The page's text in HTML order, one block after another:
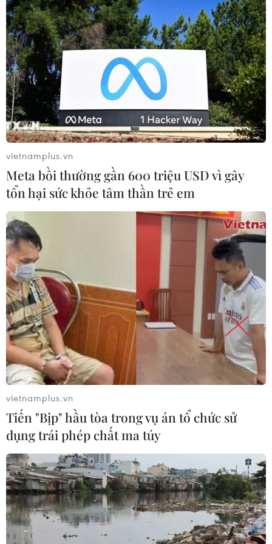
do tỷ lệ tiêm chủng giảm
24/07/2026 23:59
Mỹ điều tra một đợt bùng phát bệnh
tả do ký sinh trùng cyclospora
24/07/2026 05:44
Mỹ thu hồi gần 1,6 triệu quả trứng do
nguy cơ nhiễm khuẩn Salmonella
24/07/2026 05:34
Venezuela ghi nhận 3 ca tử vong do
virus Hanta
22/07/2026 06:57
Sản phụ ở Australia sinh 4 bé gái
cùng trứng theo cách hoàn toàn tự
nhiên
22/07/2026 06:38
Thành phố Hồ Chí Minh: 5 người tử
vong vì bệnh dại trong 6 tháng đầu
năm
20/07/2026 05:41
Vụ ngạt khí tại trang trại heo
ở Thanh Hóa: 5 người tử vong, nhiều
vietnamplus.vn
Meta bồi thường gần 600 triệu USD vì gây
tổn hại sức khỏe tâm thần trẻ em
vietnamplus.vn
Tiến "Bịp" hầu tòa trong vụ án tổ chức sử
dụng trái phép chất ma túy